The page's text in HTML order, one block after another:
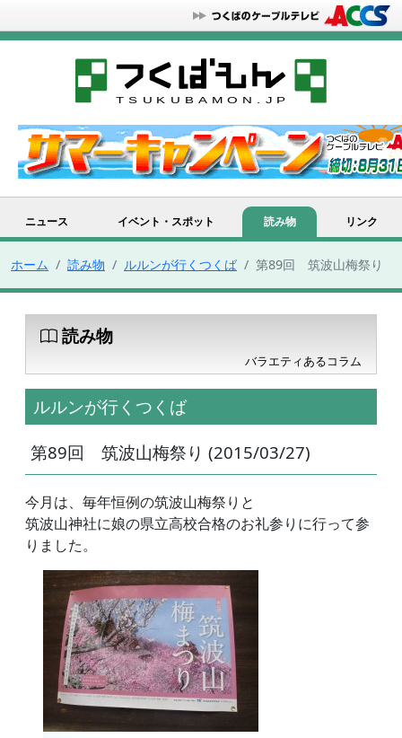
ニュース イベント・スポット 読み物 リンク
ホーム 読み物 ルルンが行くつくば 第89回 筑波山梅祭り
読み物
バラエティあるコラム
ルルンが行くつくば
第89回 筑波山梅祭り (2015/03/27)
今月は、毎年恒例の筑波山梅祭りと
筑波山神社に娘の県立高校合格のお礼参りに行って参
りました。